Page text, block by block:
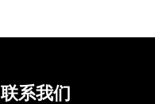
联系我们